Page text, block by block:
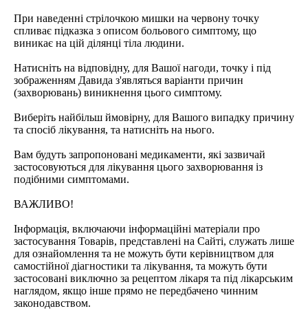
При наведенні стрілочкою мишки на червону точку
спливає підказка з описом больового симптому, що
виникає на цій ділянці тіла людини.
Натисніть на відповідну, для Вашої нагоди, точку і під
зображенням Давида з'являться варіанти причин
(захворювань) виникнення цього симптому.
Виберіть найбільш ймовірну, для Вашого випадку причину
та спосіб лікування, та натисніть на нього.
Вам будуть запропоновані медикаменти, які зазвичай
застосовуються для лікування цього захворювання із
подібними симптомами.
ВАЖЛИВО!
Інформація, включаючи інформаційні матеріали про
застосування Товарів, представлені на Сайті, служать лише
для ознайомлення та не можуть бути керівництвом для
самостійної діагностики та лікування, та можуть бути
застосовані виключно за рецептом лікаря та під лікарським
наглядом, якщо інше прямо не передбачено чинним
законодавством.